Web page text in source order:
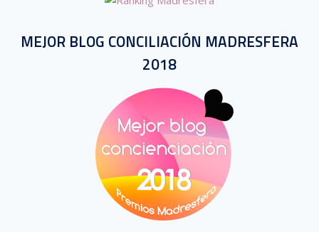
MEJOR BLOG CONCILIACIÓN MADRESFERA
2018